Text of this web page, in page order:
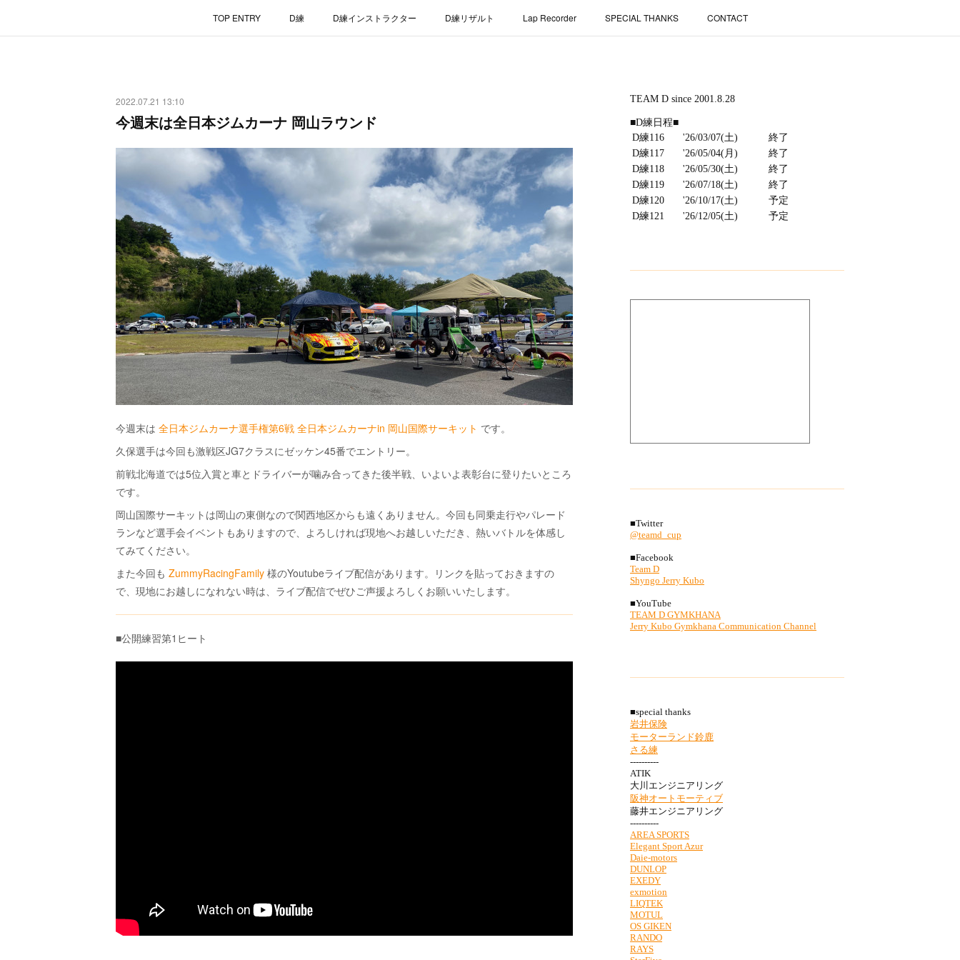
TOP ENTRY D練 D練インストラクター D練リザルト Lap Recorder SPECIAL THANKS CONTACT
2022.07.21 13:10
今週末は全日本ジムカーナ 岡山ラウンド
今週末は 全日本ジムカーナ選手権第6戦 全日本ジムカーナin 岡山国際サーキット です。
久保選手は今回も激戦区JG7クラスにゼッケン45番でエントリー。
前戦北海道では5位入賞と車とドライバーが噛み合ってきた後半戦、いよいよ表彰台に登りたいところ
です。
岡山国際サーキットは岡山の東側なので関西地区からも遠くありません。今回も同乗走行やパレード
ランなど選手会イベントもありますので、よろしければ現地へお越しいただき、熱いバトルを体感し
てみてください。
また今回も ZummyRacingFamily 様のYoutubeライブ配信があります。リンクを貼っておきますの
で、現地にお越しになれない時は、ライブ配信でぜひご声援よろしくお願いいたします。
■公開練習第1ヒート